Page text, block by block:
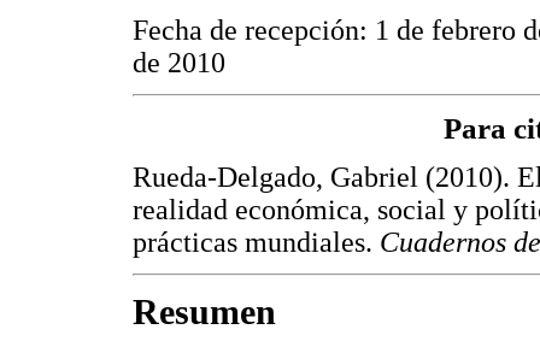
Fecha de recepción: 1 de febrero
de 2010
Para
Rueda-Delgado, Gabriel (2010).
realidad económica, social y
prácticas mundiales. Cuadernos
Resumen